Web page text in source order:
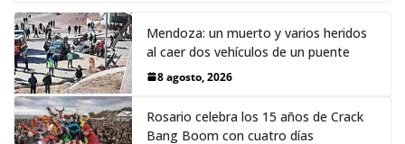
Mendoza: un muerto y varios heridos
al caer dos vehículos de un puente
8 agosto, 2026
Rosario celebra los 15 años de Crack
Bang Boom con cuatro días